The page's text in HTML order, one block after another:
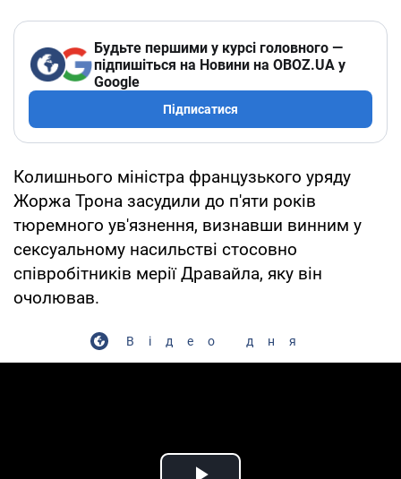
Будьте першими у курсі головного —
підпишіться на Новини на OBOZ.UA у
Google
Підписатися
Колишнього міністра французького уряду
Жоржа Трона засудили до п'яти років
тюремного ув'язнення, визнавши винним у
сексуальному насильстві стосовно
співробітників мерії Дравайла, яку він
очолював.
Відео дня